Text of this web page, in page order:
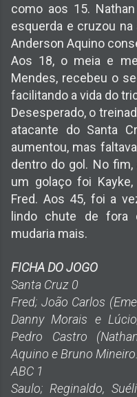
como aos 15.
esquerda e cruzou
Anderson Aquino
Aos 18, o meia e
Mendes, recebeu o
facilitando a vida do
Desesperado, o
atacante do Santa
aumentou, mas
dentro do gol. No
um golaço foi
Fred. Aos 45, foi a
lindo chute de fora
mudaria mais.
FICHA DO JOGO
Santa Cruz 0
Fred; João Carlos
Danny Morais e
Pedro Castro
Aquino e Bruno
ABC 1
Saulo; Reginaldo,